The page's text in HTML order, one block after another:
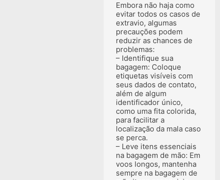
Embora não haja como
evitar todos os casos de
extravio, algumas
precauções podem
reduzir as chances de
problemas:
– Identifique sua
bagagem: Coloque
etiquetas visíveis com
seus dados de contato,
além de algum
identificador único,
como uma fita colorida,
para facilitar a
localização da mala caso
se perca.
– Leve itens essenciais
na bagagem de mão: Em
voos longos, mantenha
sempre na bagagem de